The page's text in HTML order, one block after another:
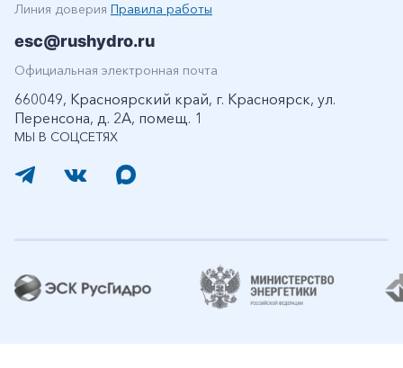
МЫ В СОЦСЕТЯХ
Линия доверия Правила работы
esc@rushydro.ru
Официальная электронная почта
660049, Красноярский край, г. Красноярск, ул.
Перенсона, д. 2А, помещ. 1